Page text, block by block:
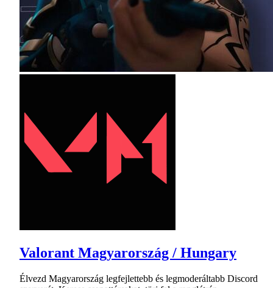
Valorant Magyarország / Hungary
Élvezd Magyarország legfejlettebb és legmoderáltabb Discord